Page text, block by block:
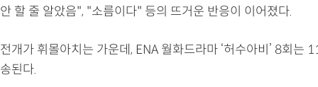
안 할 줄 알았음", "소름이다" 등의 뜨거운 반응이 이어졌다.
전개가 휘몰아치는 가운데, ENA 월화드라마 ‘허수아비’ 8회는
송된다.